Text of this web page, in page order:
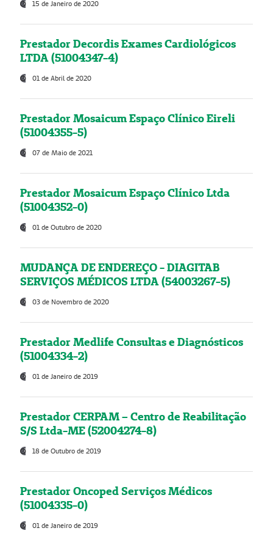
15 de Janeiro de 2020
Prestador Decordis Exames Cardiológicos
LTDA (51004347-4)
01 de Abril de 2020
Prestador Mosaicum Espaço Clínico Eireli
(51004355-5)
07 de Maio de 2021
Prestador Mosaicum Espaço Clínico Ltda
(51004352-0)
01 de Outubro de 2020
MUDANÇA DE ENDEREÇO - DIAGITAB
SERVIÇOS MÉDICOS LTDA (54003267-5)
03 de Novembro de 2020
Prestador Medlife Consultas e Diagnósticos
(51004334-2)
01 de Janeiro de 2019
Prestador CERPAM – Centro de Reabilitação
S/S Ltda-ME (52004274-8)
18 de Outubro de 2019
Prestador Oncoped Serviços Médicos
(51004335-0)
01 de Janeiro de 2019